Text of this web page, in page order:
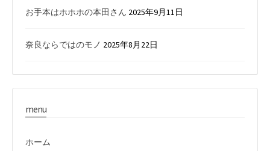
お手本はホホホの本田さん 2025年9月11日
奈良ならではのモノ 2025年8月22日
menu
ホーム